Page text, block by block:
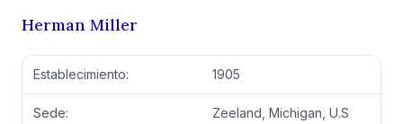
Herman Miller
Establecimiento: 1905
Sede: Zeeland, Michigan, U.S